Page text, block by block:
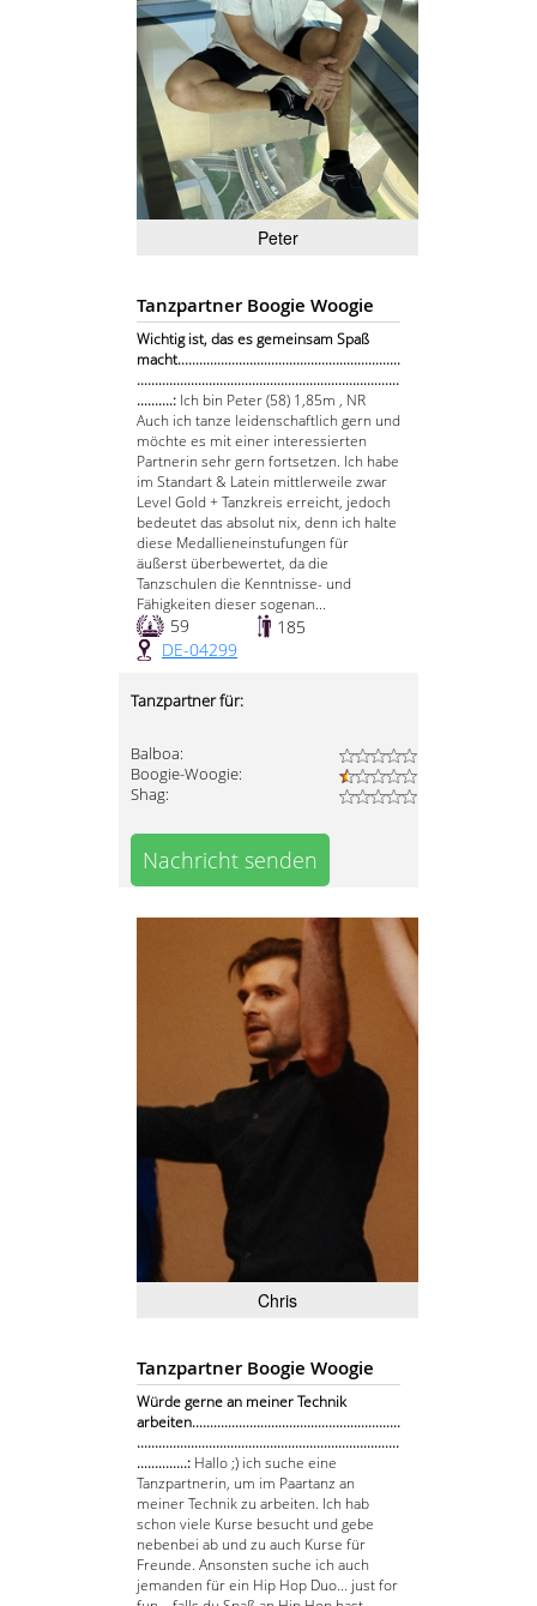
Peter
Tanzpartner Boogie Woogie
Wichtig ist, das es gemeinsam Spaß
macht..............................................................
.........................................................................
..........: Ich bin Peter (58) 1,85m , NR
Auch ich tanze leidenschaftlich gern und
möchte es mit einer interessierten
Partnerin sehr gern fortsetzen. Ich habe
im Standart & Latein mittlerweile zwar
Level Gold + Tanzkreis erreicht, jedoch
bedeutet das absolut nix, denn ich halte
diese Medallieneinstufungen für
äußerst überbewertet, da die
Tanzschulen die Kenntnisse- und
Fähigkeiten dieser sogenan...
59
185
DE-04299
Tanzpartner für:
Balboa:
Boogie-Woogie:
Shag:
Nachricht senden
Chris
Tanzpartner Boogie Woogie
Würde gerne an meiner Technik
arbeiten..........................................................
.........................................................................
..............: Hallo ;) ich suche eine
Tanzpartnerin, um im Paartanz an
meiner Technik zu arbeiten. Ich hab
schon viele Kurse besucht und gebe
nebenbei ab und zu auch Kurse für
Freunde. Ansonsten suche ich auch
jemanden für ein Hip Hop Duo... just for